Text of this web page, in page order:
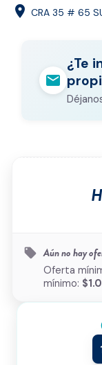
location_on CRA 35 # 65
mail
¿Te
Tipo de inmueble *
¿Cómo podemos
local_offer Aún no hay
Oferta
mínimo: